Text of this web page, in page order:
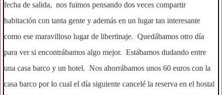
fecha de salida, nos fuimos pensando dos veces compartir
habitación con tanta gente y además en un lugar tan interesante
como ese maravilloso lugar de libertinaje. Quedábamos otro día
para ver si encontrábamos algo mejor. Estábamos dudando entre
una casa barco y un hotel. Nos ahorrábamos unos 60 euros con la
casa barco por lo cual el día siguiente cancelé la reserva en el hostal